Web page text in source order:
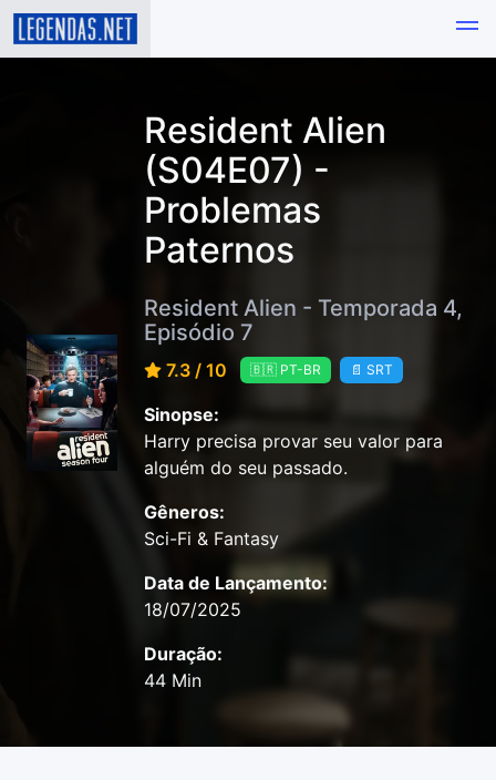
Resident Alien
(S04E07) -
Problemas
Paternos
Resident Alien - Temporada 4,
Episódio 7
7.3 / 10 🇧🇷 PT-BR 📄 SRT
Sinopse:
Harry precisa provar seu valor para
alguém do seu passado.
Gêneros:
Sci-Fi & Fantasy
Data de Lançamento:
18/07/2025
Duração:
44 Min